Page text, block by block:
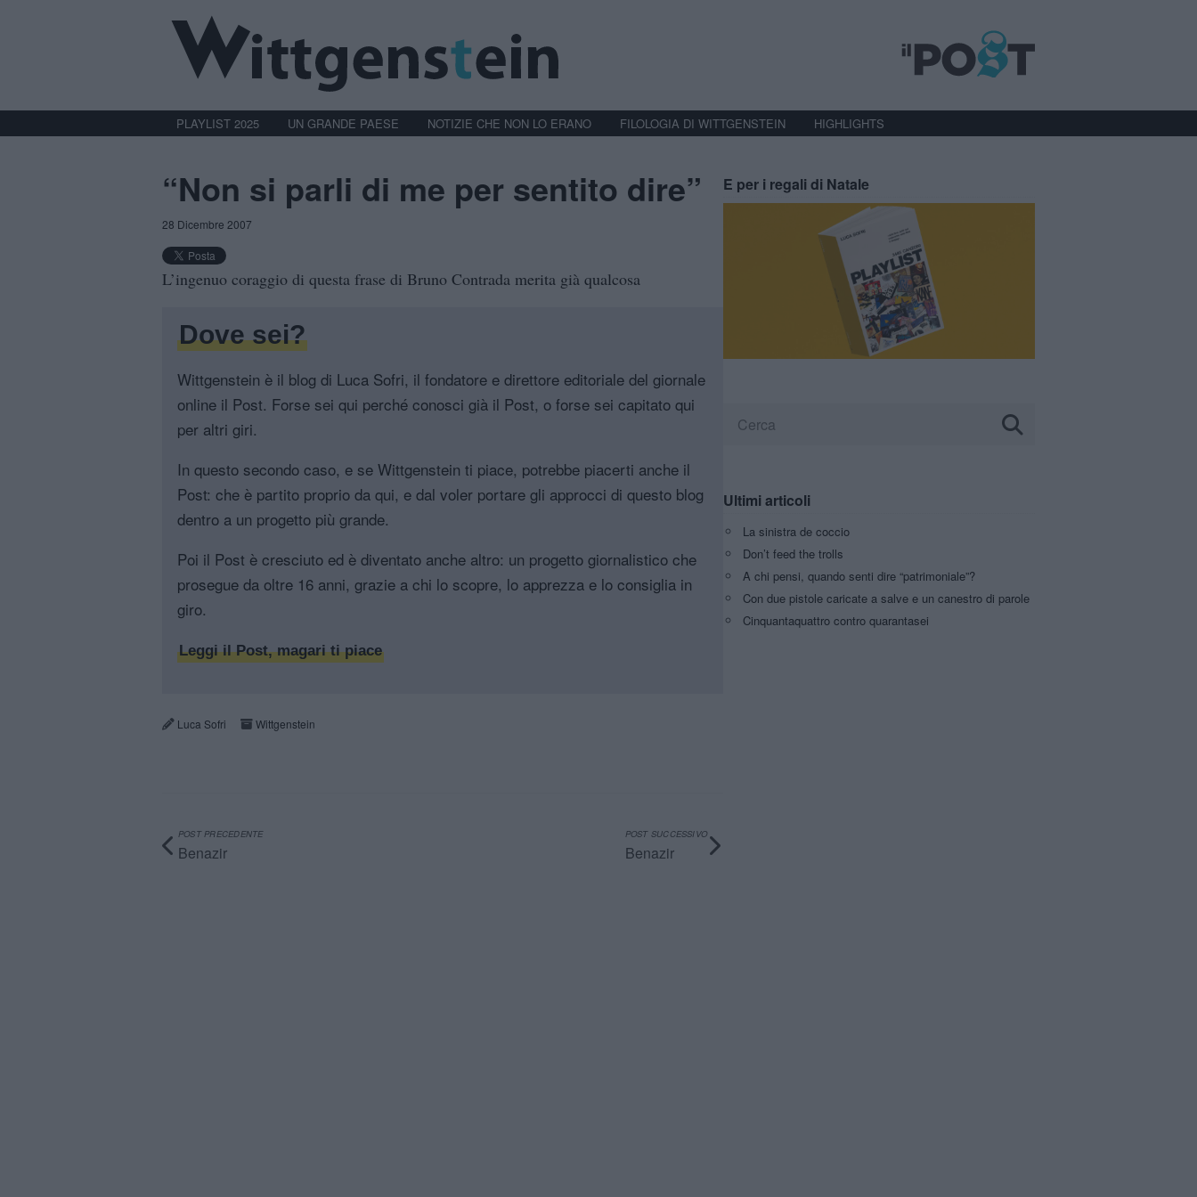
PLAYLIST 2025 UN GRANDE PAESE NOTIZIE CHE NON LO ERANO FILOLOGIA DI WITTGENSTEIN HIGHLIGHTS
“Non si parli di me per sentito dire”
28 Dicembre 2007
L’ingenuo coraggio di questa frase di Bruno Contrada merita già qualcosa
Dove sei?
Wittgenstein è il blog di Luca Sofri, il fondatore e direttore editoriale del giornale
online il Post. Forse sei qui perché conosci già il Post, o forse sei capitato qui
per altri giri.
In questo secondo caso, e se Wittgenstein ti piace, potrebbe piacerti anche il
Post: che è partito proprio da qui, e dal voler portare gli approcci di questo blog
dentro a un progetto più grande.
Poi il Post è cresciuto ed è diventato anche altro: un progetto giornalistico che
prosegue da oltre 16 anni, grazie a chi lo scopre, lo apprezza e lo consiglia in
giro.
Leggi il Post, magari ti piace
Luca Sofri Wittgenstein
POST PRECEDENTE
Benazir
POST SUCCESSIVO
Benazir
E per i regali di Natale
Ultimi articoli
La sinistra de coccio
Don’t feed the trolls
A chi pensi, quando senti dire “patrimoniale”?
Con due pistole caricate a salve e un canestro di parole
Cinquantaquattro contro quarantasei